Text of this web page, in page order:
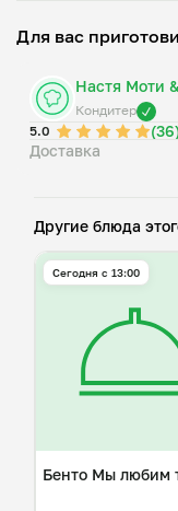
творожный сыр,
молоко, сода,
белый шоколад,
краситель.
3. Морковный: мука,
Для вас
Настя Моти
Кондитер
5.0
Доставка
Другие блюда
Сегодня с 13:00
Бенто Мы любим